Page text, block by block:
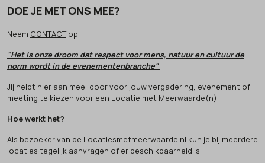
DOE JE MET ONS MEE?
Neem CONTACTop.
"Het is onze droom dat respect voor mens, natuur en cultuur de
norm wordt in de evenementenbranche"
Jij helpt hier aan mee, door voor jouw vergadering, evenement of
meeting te kiezen voor een Locatie met Meerwaarde(n).
Hoe werkt het?
Als bezoeker van de Locatiesmetmeerwaarde.nl kun je bij meerdere
locaties tegelijk aanvragen of er beschikbaarheid is.